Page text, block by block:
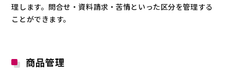
理します。問合せ・資料請求・苦情といった区分を管理する
ことができます。
商品管理